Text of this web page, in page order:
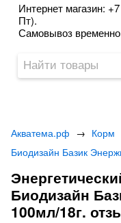
Интернет магазин:
Пт).
Самовывоз
Акватема.рф → Корм
Биодизайн Базик
Биодизайн
100мл/18г.